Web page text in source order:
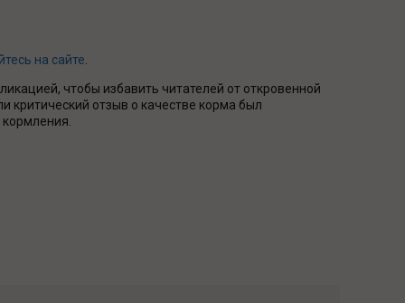
на сайте
чтобы избавить читателей от откровенной
критический отзыв о качестве корма был